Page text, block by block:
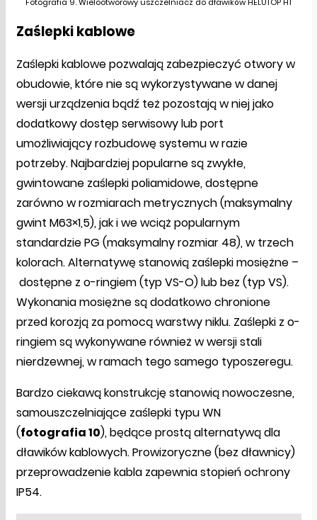
Zaślepki kablowe
Zaślepki kablowe pozwalają zabezpieczyć otwory w
obudowie, które nie są wykorzystywane w danej
wersji urządzenia bądź też pozostają w niej jako
dodatkowy dostęp serwisowy lub port
umożliwiający rozbudowę systemu w razie
potrzeby. Najbardziej popularne są zwykłe,
gwintowane zaślepki poliamidowe, dostępne
zarówno w rozmiarach metrycznych (maksymalny
gwint M63×1,5), jak i we wciąż popularnym
standardzie PG (maksymalny rozmiar 48), w trzech
kolorach. Alternatywę stanowią zaślepki mosiężne –
dostępne z o-ringiem (typ VS-O) lub bez (typ VS).
Wykonania mosiężne są dodatkowo chronione
przed korozją za pomocą warstwy niklu. Zaślepki z o-
ringiem są wykonywane również w wersji stali
nierdzewnej, w ramach tego samego typoszeregu.
Bardzo ciekawą konstrukcję stanowią nowoczesne,
samouszczelniające zaślepki typu WN
(fotografia 10), będące prostą alternatywą dla
dławików kablowych. Prowizoryczne (bez dławnicy)
przeprowadzenie kabla zapewnia stopień ochrony
IP54.